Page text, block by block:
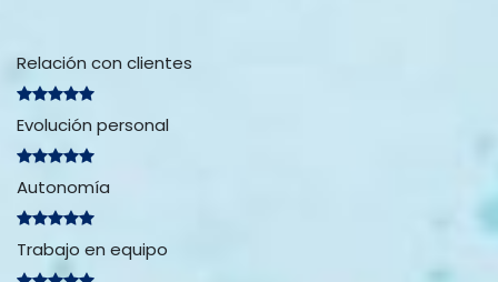
Relación con clientes
Evolución personal
Autonomía
Trabajo en equipo